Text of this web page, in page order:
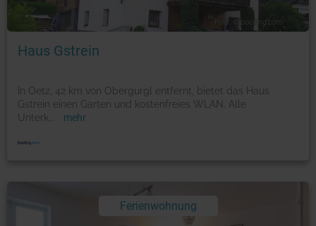
Foto: © booking.com
Haus Gstrein
In Oetz, 42 km von Obergurgl entfernt, bietet das Haus
Gstrein einen Garten und kostenfreies WLAN. Alle
Unterk
mehr
Ferienwohnung